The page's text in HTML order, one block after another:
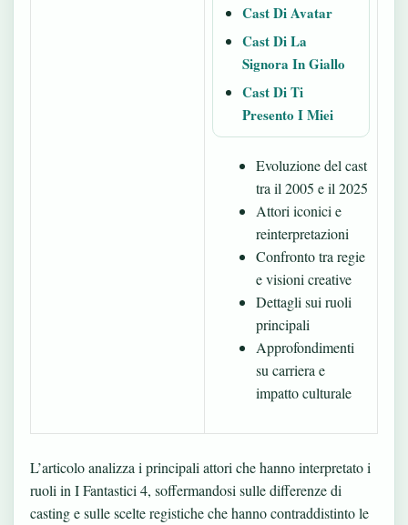
Cast Di Avatar
Cast Di La
Signora In Giallo
Cast Di Ti
Presento I Miei
Evoluzione del cast
tra il 2005 e il 2025
Attori iconici e
reinterpretazioni
Confronto tra regie
e visioni creative
Dettagli sui ruoli
principali
Approfondimenti
su carriera e
impatto culturale
L’articolo analizza i principali attori che hanno interpretato i
ruoli in I Fantastici 4, soffermandosi sulle differenze di
casting e sulle scelte registiche che hanno contraddistinto le